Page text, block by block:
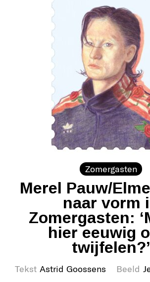
Zomergasten
Merel Pauw/
naar vorm
Zomergasten:
hier eeuwig
twijfelen?’
Tekst Astrid Goossens Beeld